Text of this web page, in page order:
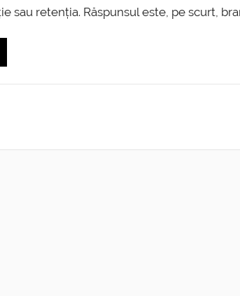
sau retenția. Răspunsul este, pe scurt,